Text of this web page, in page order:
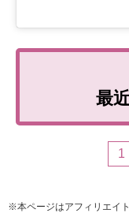
最
1
※本ページはアフィリエイ